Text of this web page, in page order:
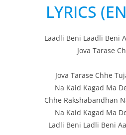
LYRICS
Laadli Beni Laadli Beni
Jova Tarase
Jova Tarase Chhe
Na Kaid Kagad Ma
Chhe Rakshabandhan
Na Kaid Kagad Ma
Ladli Beni Ladli Beni